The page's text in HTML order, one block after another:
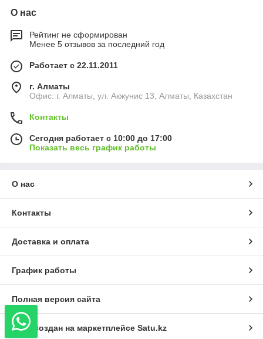
О нас
Рейтинг не сформирован
Менее 5 отзывов за последний год
Работает с 22.11.2011
г. Алматы
Офис: г. Алматы, ул. Акжунис 13, Алматы, Казахстан
Контакты
Сегодня работает с 10:00 до 17:00
Показать весь график работы
О нас
Контакты
Доставка и оплата
График работы
Полная версия сайта
Сайт создан на маркетплейсе Satu.kz